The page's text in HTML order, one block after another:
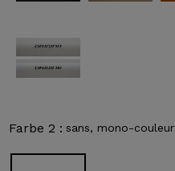
Farbe 2 : sans, mono-couleur